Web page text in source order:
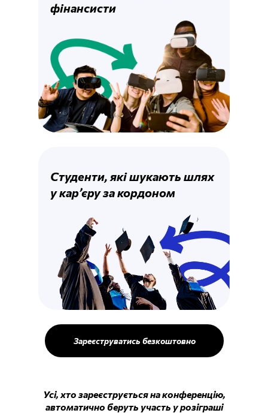
Студенти, які шукають шлях
у кар’єру за кордоном
фінансисти
Зареєструватись безкоштовно
Усі, хто зареєструється на конференцію,
автоматично беруть участь у розіграші